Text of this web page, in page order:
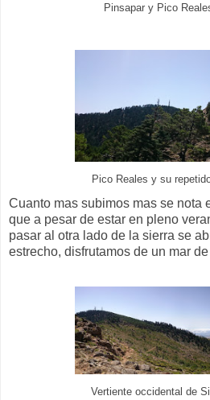
Pinsapar y Pico
Pico Reales y su
Cuanto mas subimos mas se nota
que a pesar de estar en pleno
pasar al otra lado de la sierra se
estrecho, disfrutamos de un mar
Vertiente occidental de